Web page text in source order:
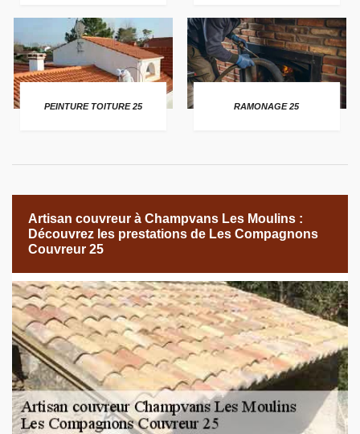
PEINTURE TOITURE 25 RAMONAGE 25
Artisan couvreur à Champvans Les Moulins :
Découvrez les prestations de Les Compagnons
Couvreur 25